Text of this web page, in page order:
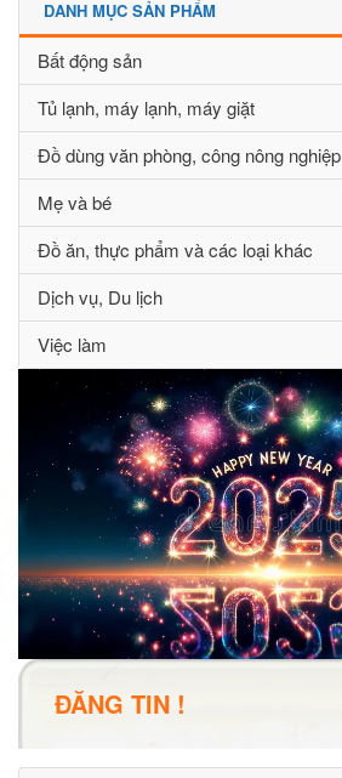
DANH MỤC SẢN PHẨM
Bất động sản
Tủ lạnh, máy lạnh, máy giặt
Đồ dùng văn phòng, công nông nghiệp
Mẹ và bé
Đồ ăn, thực phẩm và các loại khác
Dịch vụ, Du lịch
Việc làm
ĐĂNG TIN !